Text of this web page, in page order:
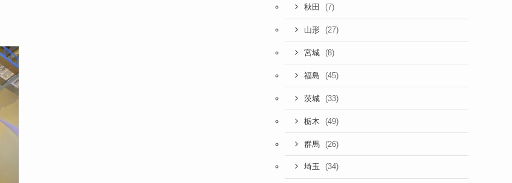
秋田 (7)
山形 (27)
宮城 (8)
福島 (45)
茨城 (33)
栃木 (49)
群馬 (26)
埼玉 (34)